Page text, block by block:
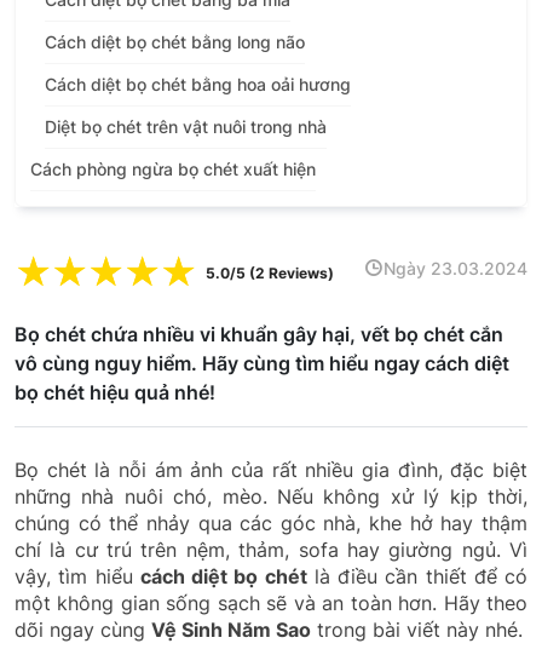
☆
☆
☆
☆
☆ 5.0/5 (2 Reviews) Ngày 23.03.2024
Bọ chét chứa nhiều vi khuẩn gây hại, vết bọ chét cắn
vô cùng nguy hiểm. Hãy cùng tìm hiểu ngay cách diệt
bọ chét hiệu quả nhé!
Bọ chét là nỗi ám ảnh của rất nhiều gia đình, đặc biệt
những nhà nuôi chó, mèo. Nếu không xử lý kịp thời,
chúng có thể nhảy qua các góc nhà, khe hở hay thậm
chí là cư trú trên nệm, thảm, sofa hay giường ngủ. Vì
vậy, tìm hiểu cách diệt bọ chétlà điều cần thiết để có
một không gian sống sạch sẽ và an toàn hơn. Hãy theo
dõi ngay cùng Vệ Sinh Năm Sao trong bài viết này nhé.
Cách diệt bọ chét bằng long não
Cách diệt bọ chét bằng hoa oải hương
Diệt bọ chét trên vật nuôi trong nhà
Cách phòng ngừa bọ chét xuất hiện